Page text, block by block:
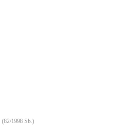
(82/1998 Sb.)